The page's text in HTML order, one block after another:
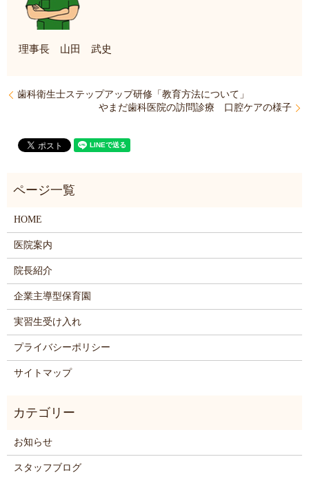
理事長 山田 武史
歯科衛生士ステップアップ研修「教育方法について」
やまだ歯科医院の訪問診療 口腔ケアの様子
HOME
医院案内
院長紹介
企業主導型保育園
実習生受け入れ
プライバシーポリシー
サイトマップ
お知らせ
スタッフブログ